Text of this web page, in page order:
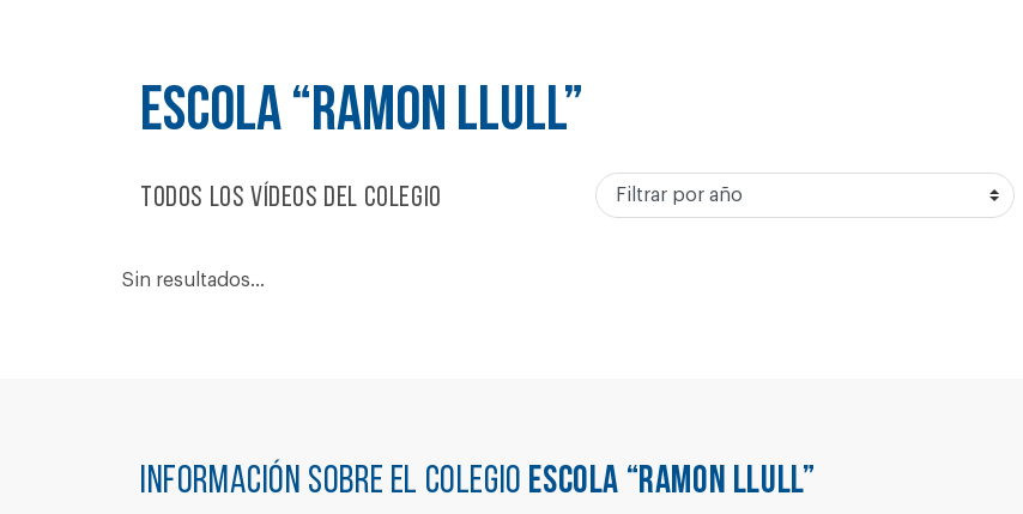
ESCOLA “RAMON LLULL”
Todos los vídeos del colegio
Sin resultados...
Información sobre el colegio ESCOLA “RAMON LLULL”